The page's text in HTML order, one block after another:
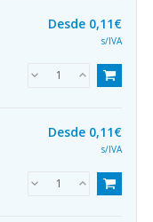
Desde 0,11€
s/IVA
Desde 0,11€
s/IVA